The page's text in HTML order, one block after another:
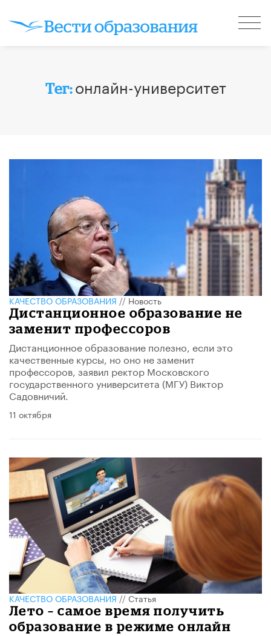
Тег:онлайн-университет
КАЧЕСТВО ОБРАЗОВАНИЯ//Новость
Дистанционное образование не
заменит профессоров
Дистанционное образование полезно, если это
качественные курсы, но оно не заменит
профессоров, заявил ректор Московского
государственного университета (МГУ) Виктор
Садовничий.
11 октября
КАЧЕСТВО ОБРАЗОВАНИЯ//Статья
Лето – самое время получить
образование в режиме онлайн